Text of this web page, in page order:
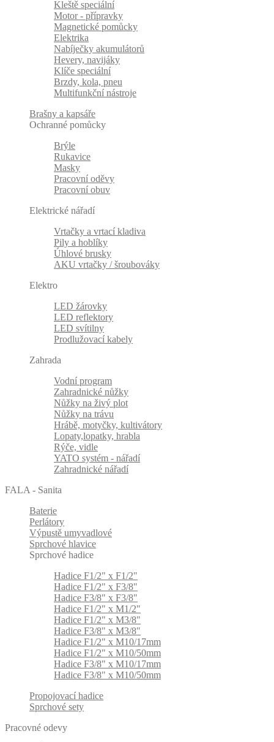
Kleště speciální
Motor - přípravky
Magnetické pomůcky
Elektrika
Nabíječky akumulátorů
Hevery, navijáky
Klíče speciální
Brzdy, kola, pneu
Multifunkční nástroje
Brašny a kapsáře
Ochranné pomůcky
Brýle
Rukavice
Masky
Pracovní oděvy
Pracovní obuv
Elektrické nářadí
Vrtačky a vrtací kladiva
Pily a hoblíky
Úhlové brusky
AKU vrtačky / šroubováky
Elektro
LED žárovky
LED reflektory
LED svítilny
Prodlužovací kabely
Zahrada
Vodní program
Zahradnické nůžky
Nůžky na živý plot
Nůžky na trávu
Hrábě, motyčky, kultivátory
Lopaty,lopatky, hrabla
Rýče, vidle
YATO systém - nářadí
Zahradnické nářadí
FALA - Sanita
Baterie
Perlátory
Výpustě umyvadlové
Sprchové hlavice
Sprchové hadice
Hadice F1/2" x F1/2"
Hadice F1/2" x F3/8"
Hadice F3/8" x F3/8"
Hadice F1/2" x M1/2"
Hadice F1/2" x M3/8"
Hadice F3/8" x M3/8"
Hadice F1/2" x M10/17mm
Hadice F1/2" x M10/50mm
Hadice F3/8" x M10/17mm
Hadice F3/8" x M10/50mm
Propojovací hadice
Sprchové sety
Pracovné odevy